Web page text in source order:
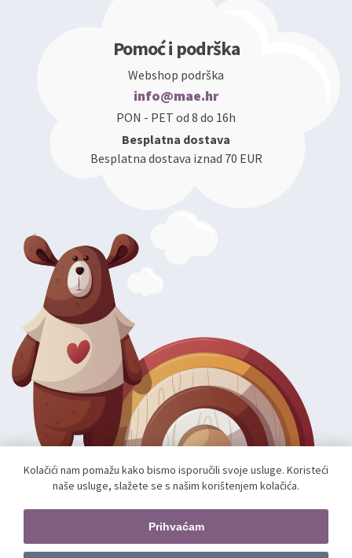
Pomoć i podrška
Webshop podrška
info@mae.hr
PON - PET od 8 do 16h
Besplatna dostava
Besplatna dostava iznad 70 EUR
Pratite nas
Kolačići nam pomažu kako bismo isporučili svoje usluge. Koristeći
naše usluge, slažete se s našim korištenjem kolačića.
Prihvaćam